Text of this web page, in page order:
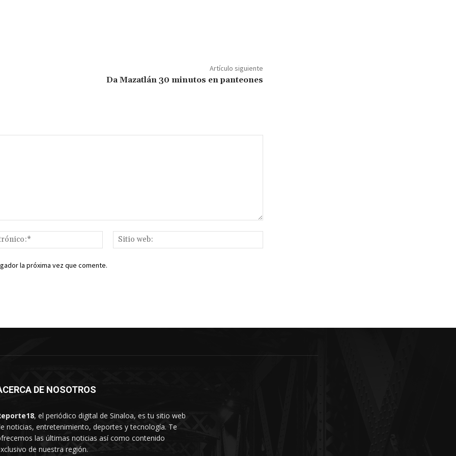
Artículo siguiente
Da Mazatlán 30 minutos en panteones
Correo
electrónico:*
web:
la próxima vez que comente.
DE NOSOTROS
, el periódico digital de Sinaloa, es tu sitio web
noticias, entretenimiento, deportes y tecnología. Te
las últimas noticias así como contenido
de nuestra región.